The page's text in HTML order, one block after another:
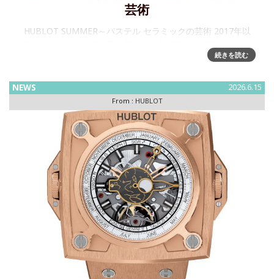
芸術
HUBLOT SUMMER～パステル セラミックの芸術 2017年以
の体験へと昇華させる、季節感あふれるストーリーを紡いで
続きを読む
NEWS 2026.6.15
From : HUBLOT